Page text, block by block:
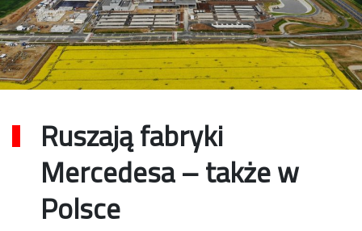
Ruszają fabryki
Mercedesa – także w
Polsce